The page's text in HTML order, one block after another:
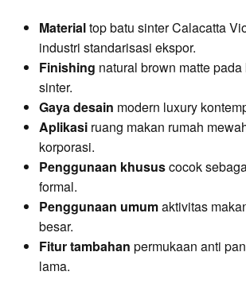
Materialtop batu sinter Calacatta
industri standarisasi ekspor.
Finishing natural brown matte
sinter.
Gaya desain modern luxury
Aplikasi ruang makan rumah
korporasi.
Penggunaan khususcocok
formal.
Penggunaan umumaktivitas
besar.
Fitur tambahan permukaan anti
lama.